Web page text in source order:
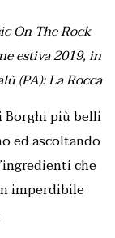
On The Rock
estiva 2019, in
(PA): La Rocca
Borghi più belli
ed ascoltando
che
imperdibile